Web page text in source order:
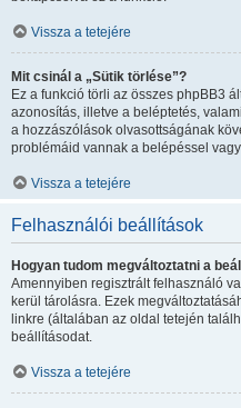
Vissza a tetejére
Mit csinál a „Sütik törlése”?
Ez a funkció törli az összes phpBB3
azonosítás, illetve a beléptetés,
a hozzászólások olvasottságának
problémáid vannak a belépéssel
Vissza a tetejére
Felhasználói beállítások
Hogyan tudom megváltoztatni a
Amennyiben regisztrált felhasználó
kerül tárolásra. Ezek
linkre (általában az oldal tetején
beállításodat.
Vissza a tetejére